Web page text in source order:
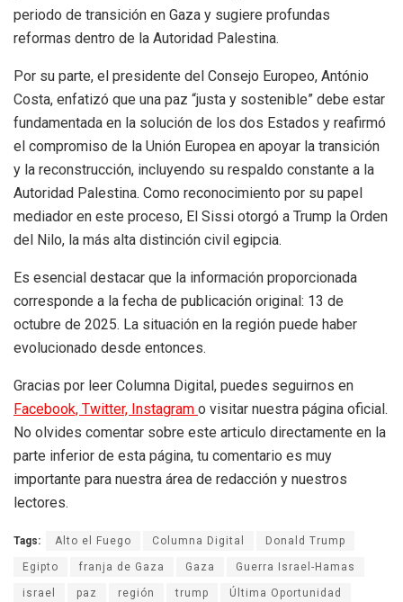
periodo de transición en Gaza y sugiere profundas
reformas dentro de la Autoridad Palestina.
Por su parte, el presidente del Consejo Europeo, António
Costa, enfatizó que una paz “justa y sostenible” debe estar
fundamentada en la solución de los dos Estados y reafirmó
el compromiso de la Unión Europea en apoyar la transición
y la reconstrucción, incluyendo su respaldo constante a la
Autoridad Palestina. Como reconocimiento por su papel
mediador en este proceso, El Sissi otorgó a Trump la Orden
del Nilo, la más alta distinción civil egipcia.
Es esencial destacar que la información proporcionada
corresponde a la fecha de publicación original: 13 de
octubre de 2025. La situación en la región puede haber
evolucionado desde entonces.
Gracias por leer Columna Digital, puedes seguirnos en
Facebook, Twitter, Instagram o visitar nuestra página oficial.
No olvides comentar sobre este articulo directamente en la
parte inferior de esta página, tu comentario es muy
importante para nuestra área de redacción y nuestros
lectores.
Tags: Alto el Fuego Columna Digital Donald Trump
Egipto franja de Gaza Gaza Guerra Israel-Hamas
israel paz región trump Última Oportunidad